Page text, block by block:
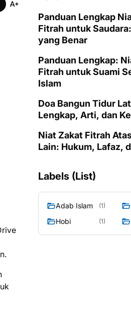
Panduan Lengkap
Fitrah untuk
yang Benar
Panduan Lengkap:
Fitrah untuk Suami
Islam
Doa Bangun Tidur
Lengkap, Arti, dan
Niat Zakat Fitrah
Lain: Hukum, Lafaz,
Labels (List)
Adab Islam (1)
Hobi (1)